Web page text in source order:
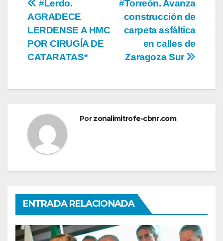
Navegación
de
entradas
#Torreón. Avanza
construcción de
carpeta asfáltica
en calles de
Zaragoza Sur
#Lerdo.
AGRADECE
LERDENSE A HMC
POR CIRUGÍA DE
CATARATAS*
Porzonalimitrofe-cbnr.com
ENTRADA RELACIONADA